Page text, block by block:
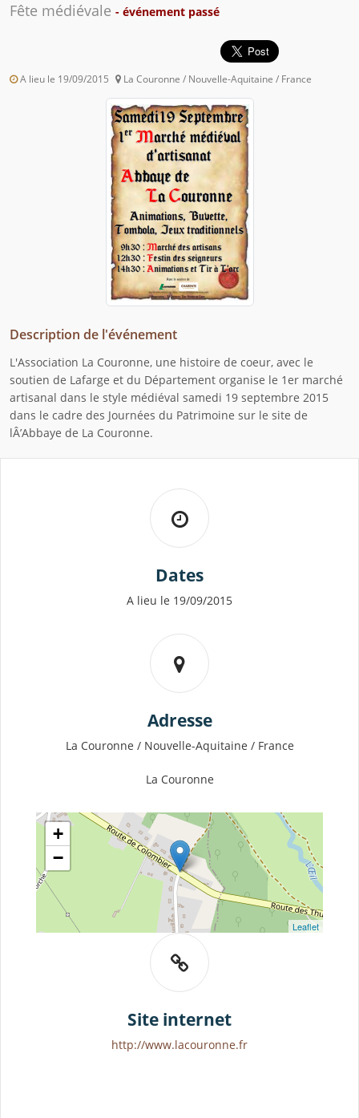
Fête médiévale - événement passé
A lieu le 19/09/2015 La Couronne / Nouvelle-Aquitaine / France
Description de l'événement
L'Association La Couronne, une histoire de coeur, avec le
soutien de Lafarge et du Département organise le 1er marché
artisanal dans le style médiéval samedi 19 septembre 2015
dans le cadre des Journées du Patrimoine sur le site de
lÂ’Abbaye de La Couronne.
Dates
A lieu le 19/09/2015
Adresse
La Couronne / Nouvelle-Aquitaine / France
La Couronne
+
−
Leaflet
Site internet
http://www.lacouronne.fr